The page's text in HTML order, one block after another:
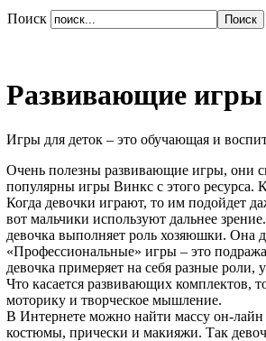
Поиск
Развивающие игры
Игры для деток – это обучающая и
Очень полезны развивающие игры, они
популярны игры Винкс с этого
Когда девочки играют, то им подойдет
вот мальчики используют дальнее
девочка выполняет роль хозяюшки. Она
«Профессиональные» игры – это
девочка примеряет на себя разные
Что касается развивающих комплектов,
моторику и творческое мышление.
В Интернете можно найти массу он-
костюмы, прически и макияжи. Так